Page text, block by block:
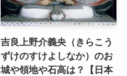
吉良上野介義央（きらこう
ずけのすけよしなか）のお
城や領地や石高は？【日本